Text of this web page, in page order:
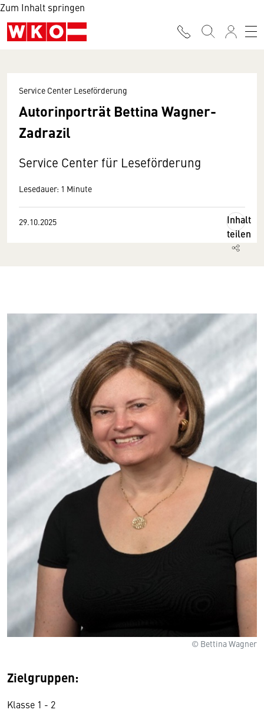
Zum Inhalt springen
Service Center Leseförderung
Autorinporträt Bettina Wagner-
Zadrazil
Service Center für Leseförderung
Lesedauer: 1 Minute
29.10.2025
Inhalt
teilen
© Bettina Wagner
Zielgruppen:
Klasse 1 - 2